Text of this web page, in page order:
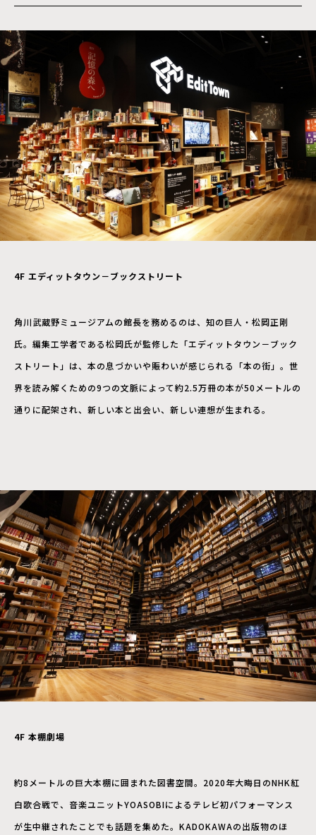
4F エディットタウン－ブックストリート
角川武蔵野ミュージアムの館長を務めるのは、知の巨人・松岡正剛
氏。編集工学者である松岡氏が監修した「エディットタウン－ブック
ストリート」は、本の息づかいや賑わいが感じられる「本の街」。世
界を読み解くための9つの文脈によって約2.5万冊の本が50メートルの
通りに配架され、新しい本と出会い、新しい連想が生まれる。
4F 本棚劇場
約8メートルの巨大本棚に囲まれた図書空間。2020年大晦日のNHK紅
白歌合戦で、音楽ユニットYOASOBIによるテレビ初パフォーマンス
が生中継されたことでも話題を集めた。KADOKAWAの出版物のほ